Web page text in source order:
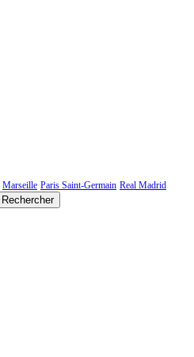
Marseille Paris Saint-Germain Real Madrid